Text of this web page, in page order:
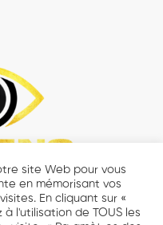
site Web pour vous
en mémorisant vos
En cliquant sur «
l'utilisation de TOUS les